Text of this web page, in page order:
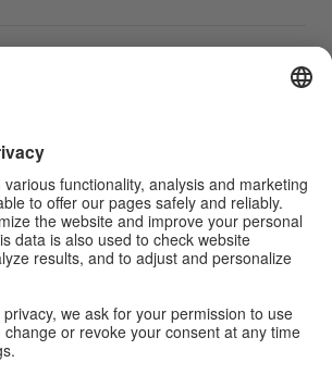
ាអាល្លឺម៉ង់របស់ Goethe-Institut
ប់គ្រូបង្រៀន "Deutschstunde"
ដំណើរការដោយគ្មានឧបសគ្គ
ឯកជន